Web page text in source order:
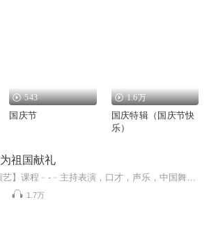
543
国庆节
1.6万
国庆特辑（国庆节快
乐）
祖国献礼
1.7万